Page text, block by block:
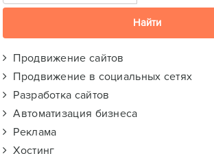
Продвижение сайтов
Продвижение в социальных сетях
Разработка сайтов
Автоматизация бизнеса
Реклама
Хостинг